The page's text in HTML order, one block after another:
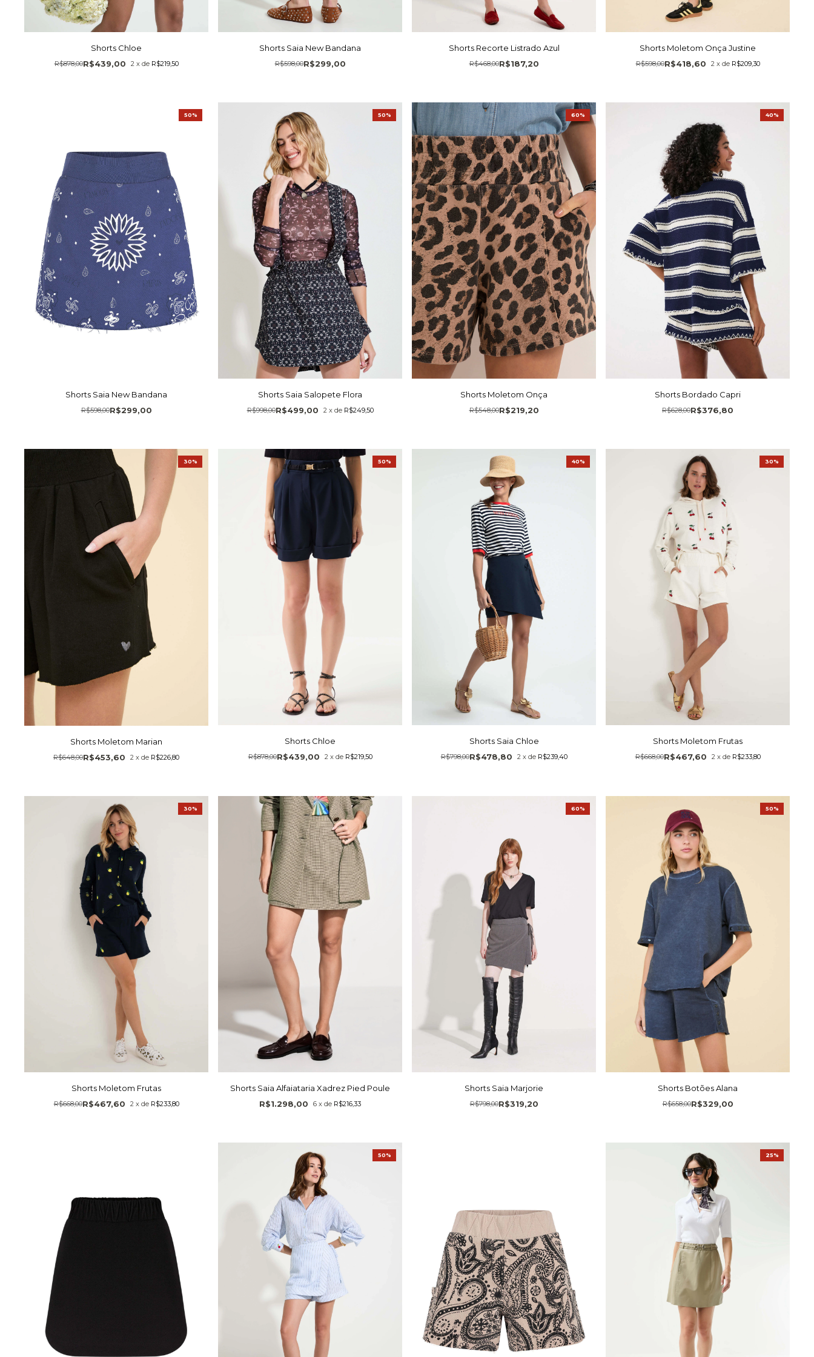
Shorts Chloe
R$439,00
R$878,00 2 x de R$219,50
Shorts Saia New Bandana
R$299,00
R$598,00
Shorts Recorte Listrado Azul
R$187,20
R$468,00
Shorts Moletom Onça Justine
R$418,60
R$598,00 2 x de R$209,30
Shorts Saia New Bandana
R$299,00
R$598,00
50%
Shorts Saia Salopete Flora
R$499,00
R$998,00 2 x de R$249,50
50%
Shorts Moletom Onça
R$219,20
R$548,00
60%
Shorts Bordado Capri
R$376,80
R$628,00
40%
Shorts Moletom Marian
R$453,60
R$648,00 2 x de R$226,80
30%
Shorts Chloe
R$439,00
R$878,00 2 x de R$219,50
50%
Shorts Saia Chloe
R$478,80
R$798,00 2 x de R$239,40
40%
Shorts Moletom Frutas
R$467,60
R$668,00 2 x de R$233,80
30%
Shorts Moletom Frutas
R$467,60
R$668,00 2 x de R$233,80
30%
Shorts Saia Alfaiataria Xadrez Pied Poule
R$1.298,00
6 x de R$216,33
Shorts Saia Marjorie
R$319,20
R$798,00
60%
Shorts Botões Alana
R$329,00
R$658,00
50%
50% 25%